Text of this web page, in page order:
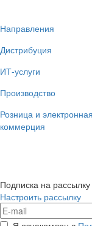
Направления
Дистрибуция
ИТ-услуги
Производство
Розница и электронная
коммерция
Подписка на рассылку
Настроить рассылку